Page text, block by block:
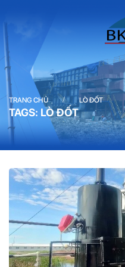
TRANG CHỦ / LÒ ĐỐT
TAGS: LÒ ĐỐT